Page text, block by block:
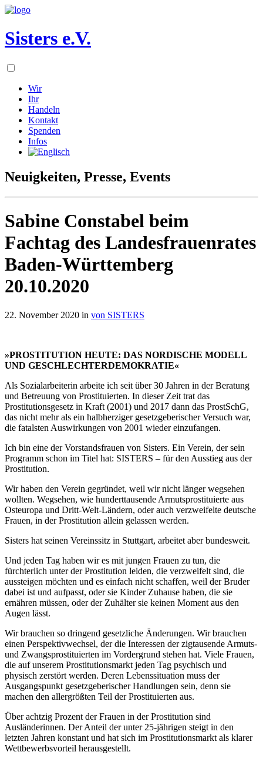
Sisters e.V.
Wir
Ihr
Handeln
Kontakt
Spenden
Infos
Neuigkeiten, Presse, Events
Sabine Constabel beim
Fachtag des Landesfrauenrates
Baden-Württemberg
20.10.2020
22. November 2020 in von SISTERS
»PROSTITUTION HEUTE: DAS NORDISCHE MODELL
UND GESCHLECHTERDEMOKRATIE«
Als Sozialarbeiterin arbeite ich seit über 30 Jahren in der Beratung
und Betreuung von Prostituierten. In dieser Zeit trat das
Prostitutionsgesetz in Kraft (2001) und 2017 dann das ProstSchG,
das nicht mehr als ein halbherziger gesetzgeberischer Versuch war,
die fatalsten Auswirkungen von 2001 wieder einzufangen.
Ich bin eine der Vorstandsfrauen von Sisters. Ein Verein, der sein
Programm schon im Titel hat: SISTERS – für den Ausstieg aus der
Prostitution.
Wir haben den Verein gegründet, weil wir nicht länger wegsehen
wollten. Wegsehen, wie hunderttausende Armutsprostituierte aus
Osteuropa und Dritt-Welt-Ländern, oder auch verzweifelte deutsche
Frauen, in der Prostitution allein gelassen werden.
Sisters hat seinen Vereinssitz in Stuttgart, arbeitet aber bundesweit.
Und jeden Tag haben wir es mit jungen Frauen zu tun, die
fürchterlich unter der Prostitution leiden, die verzweifelt sind, die
aussteigen möchten und es einfach nicht schaffen, weil der Bruder
dabei ist und aufpasst, oder sie Kinder Zuhause haben, die sie
ernähren müssen, oder der Zuhälter sie keinen Moment aus den
Augen lässt.
Wir brauchen so dringend gesetzliche Änderungen. Wir brauchen
einen Perspektivwechsel, der die Interessen der zigtausende Armuts-
und Zwangsprostituierten im Vordergrund stehen hat. Viele Frauen,
die auf unserem Prostitutionsmarkt jeden Tag psychisch und
physisch zerstört werden. Deren Lebenssituation muss der
Ausgangspunkt gesetzgeberischer Handlungen sein, denn sie
machen den allergrößten Teil der Prostituierten aus.
Über achtzig Prozent der Frauen in der Prostitution sind
Ausländerinnen. Der Anteil der unter 25-jährigen steigt in den
letzten Jahren konstant und hat sich im Prostitutionsmarkt als klarer
Wettbewerbsvorteil herausgestellt.